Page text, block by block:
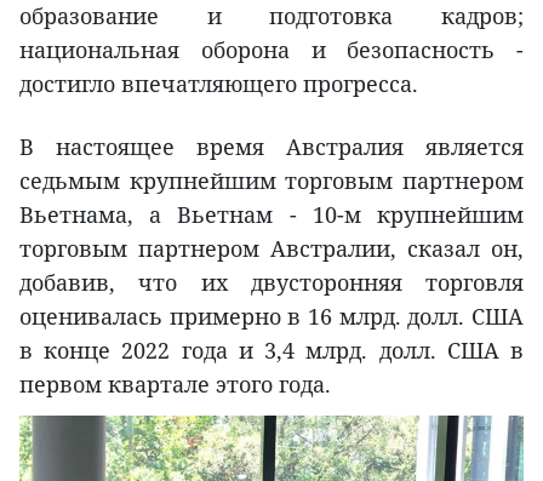
образование и подготовка кадров;
национальная оборона и безопасность -
достигло впечатляющего прогресса.
В настоящее время Австралия является
седьмым крупнейшим торговым партнером
Вьетнама, а Вьетнам - 10-м крупнейшим
торговым партнером Австралии, сказал он,
добавив, что их двусторонняя торговля
оценивалась примерно в 16 млрд. долл. США
в конце 2022 года и 3,4 млрд. долл. США в
первом квартале этого года.